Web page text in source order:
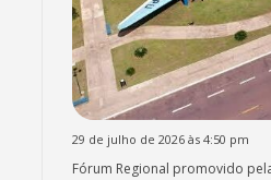
29 de julho de 2026 às 4:50 pm
Fórum Regional promovido